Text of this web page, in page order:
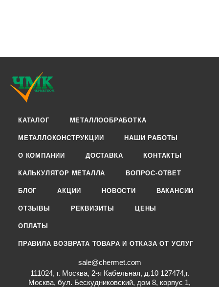
КАТАЛОГ МЕТАЛЛООБРАБОТКА
МЕТАЛЛОКОНСТРУКЦИИ НАШИ РАБОТЫ
О КОМПАНИИ ДОСТАВКА КОНТАКТЫ
КАЛЬКУЛЯТОР МЕТАЛЛА ВОПРОС-ОТВЕТ
БЛОГ АКЦИИ НОВОСТИ ВАКАНСИИ
ОТЗЫВЫ РЕКВИЗИТЫ ЦЕНЫ
ОПЛАТЫ
ПРАВИЛА ВОЗВРАТА ТОВАРА И ОТКАЗА ОТ УСЛУГ
sale@chermet.com
111024, г. Москва, 2-я Кабельная, д.10 127474,г.
Москва, бул. Бескудниковский, дом 8, корпус 1,